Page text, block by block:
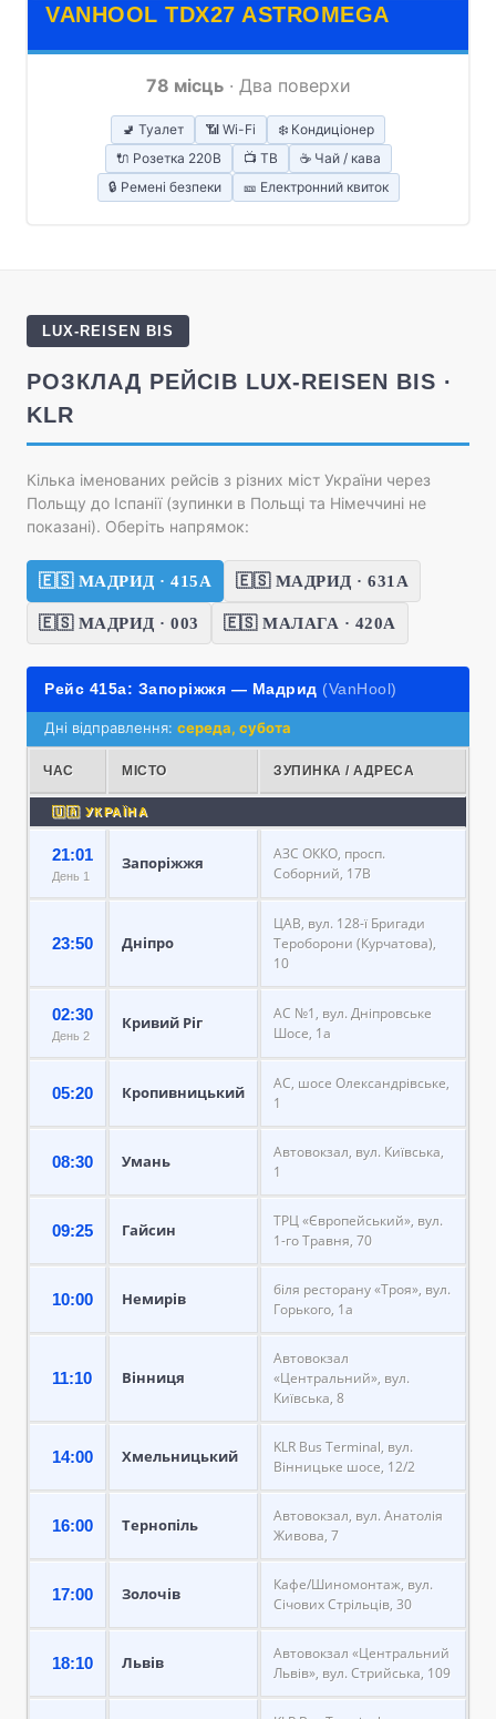
VANHOOL TDX27 ASTROMEGA
78 місць· Два поверхи
🚽 Туалет 📶 Wi-Fi
❄️ Кондиціонер
🔌 Розетка 220В
📺 ТВ
☕ Чай / кава
🔒 Ремені безпеки
🎫 Електронний квиток
LUX-REISEN BIS
РОЗКЛАД РЕЙСІВ LUX-REISEN BIS ·
KLR
Кілька іменованих рейсів з різних міст України через
Польщу до Іспанії (зупинки в Польщі та Німеччині не
показані). Оберіть напрямок:
🇪🇸 МАДРИД · 415А 🇪🇸 МАДРИД · 631А
🇪🇸 МАДРИД · 003 🇪🇸 МАЛАГА · 420А
Рейс 415а: Запоріжжя — Мадрид (VanHool)
Дні відправлення: середа, субота
ЧАС МІСТО ЗУПИНКА / АДРЕСА
🇺🇦 УКРАЇНА
21:01
День 1
Запоріжжя
АЗС ОККО, просп.
Соборний, 17В
23:50 Дніпро
ЦАВ, вул. 128-ї Бригади
Тероборони (Курчатова),
10
02:30
День 2
Кривий Ріг
АС №1, вул. Дніпровське
Шосе, 1а
05:20 Кропивницький
АС, шосе Олександрівське,
1
08:30 Умань
Автовокзал, вул. Київська,
1
09:25 Гайсин
ТРЦ «Європейський», вул.
1-го Травня, 70
10:00 Немирів
біля ресторану «Троя», вул.
Горького, 1а
11:10 Вінниця
Автовокзал
«Центральний», вул.
Київська, 8
14:00 Хмельницький
KLR Bus Terminal, вул.
Вінницьке шосе, 12/2
16:00 Тернопіль
Автовокзал, вул. Анатолія
Живова, 7
17:00 Золочів
Кафе/Шиномонтаж, вул.
Січових Стрільців, 30
18:10 Львів
Автовокзал «Центральний
Львів», вул. Стрийська, 109